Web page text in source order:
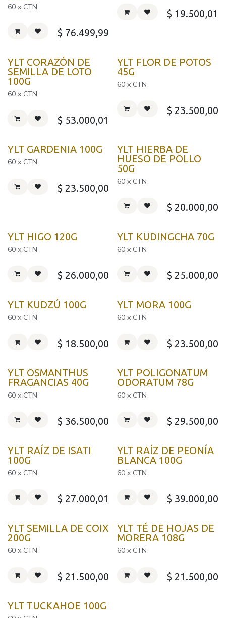
60 x CTN
$ 76.499,99
$ 19.500,01
YLT CORAZÓN DE
SEMILLA DE LOTO
100G
60 x CTN
$ 53.000,01
YLT FLOR DE POTOS
45G
60 x CTN
$ 23.500,00
YLT GARDENIA 100G
60 x CTN
$ 23.500,00
YLT HIERBA DE
HUESO DE POLLO
50G
60 x CTN
$ 20.000,00
YLT HIGO 120G
60 x CTN
$ 26.000,00
YLT KUDINGCHA 70G
60 x CTN
$ 25.000,00
YLT KUDZÚ 100G
60 x CTN
$ 18.500,00
YLT MORA 100G
60 x CTN
$ 23.500,00
YLT OSMANTHUS
FRAGANCIAS 40G
60 x CTN
$ 36.500,00
YLT POLIGONATUM
ODORATUM 78G
60 x CTN
$ 29.500,00
YLT RAÍZ DE ISATI
100G
60 x CTN
$ 27.000,01
YLT RAÍZ DE PEONÍA
BLANCA 100G
60 x CTN
$ 39.000,00
YLT SEMILLA DE COIX
200G
60 x CTN
$ 21.500,00
YLT TÉ DE HOJAS DE
MORERA 108G
60 x CTN
$ 21.500,00
YLT TUCKAHOE 100G